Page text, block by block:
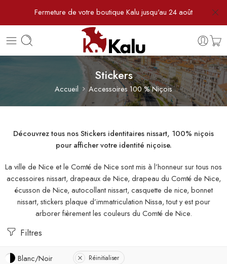
Fermeture de votre boutique Kalu jusqu'au 24 août
Stickers
Accueil Accessoires 100 % Niçois
Découvrez tous nos Stickers identitaires nissart, 100% niçois
pour afficher votre identité niçoise.
La ville de Nice et le Comté de Nice sont mis à l’honneur sur tous nos
accessoires nissart, drapeaux de Nice, drapeau du Comté de Nice,
écusson de Nice, autocollant nissart, casquette de nice, bonnet
nissart, stickers plaque d’immatriculation Nissa, tout y est pour
arborer fièrement les couleurs du Comté de Nice.
Filtres
Blanc/Noir Réinitialiser